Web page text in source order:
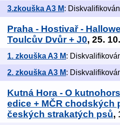
3.zkouška A3 M: Diskvalifikován
Praha - Hostivař -
Toulcův Dvůr + J0, 25.
1. zkouška A3 M:
2. zkouška A3 M:
Kutná Hora - O
edice + MČR chodských
českých strakatých psů,